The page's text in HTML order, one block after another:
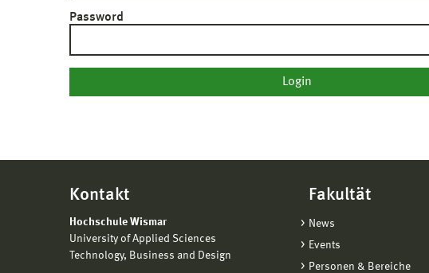
Password
Kontakt
Hochschule Wismar
University of Applied Sciences
Technology, Business and Design
Fakultät
News
Events
Personen & Bereiche